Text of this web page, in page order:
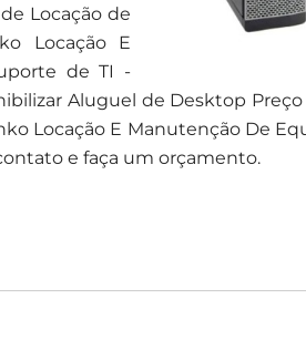
Locação de
Locação E
de TI -
Aluguel de Desktop
Locação E Manutenção De
e faça um orçamento.